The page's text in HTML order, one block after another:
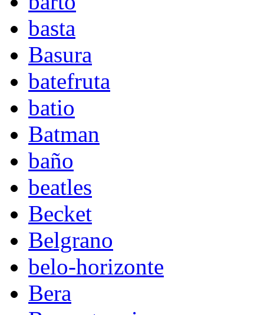
basta
Basura
batefruta
batio
Batman
baño
beatles
Becket
Belgrano
belo-horizonte
Bera